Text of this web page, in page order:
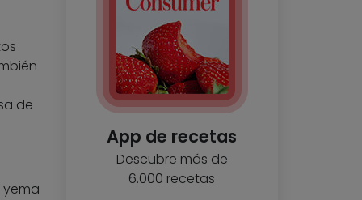
de
App de recetas
Descubre más de
6.000 recetas